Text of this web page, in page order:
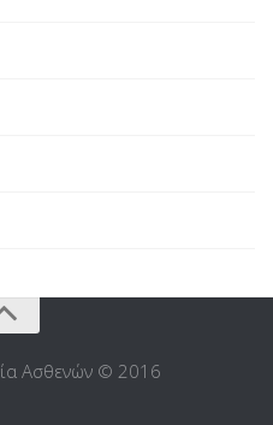
Ασθενών © 2016